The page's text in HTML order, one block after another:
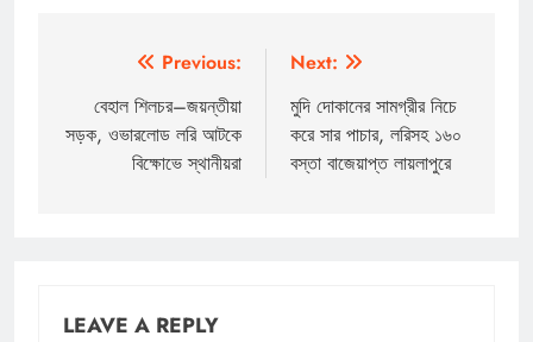
navigation
Previous:
বেহাল শিলচর–জয়ন্তীয়া
সড়ক, ওভারলোড লরি আটকে
বিক্ষোভে স্থানীয়রা
Next:
মুদি দোকানের সামগ্রীর নিচে
করে সার পাচার, লরিসহ ১৬০
বস্তা বাজেয়াপ্ত লায়লাপুরে
LEAVE A REPLY